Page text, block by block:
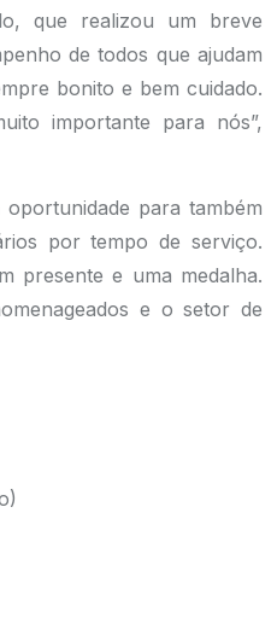
que realizou um breve
de todos que ajudam
bonito e bem cuidado.
importante para nós”,
para também
por tempo de serviço.
presente e uma medalha.
e o setor de